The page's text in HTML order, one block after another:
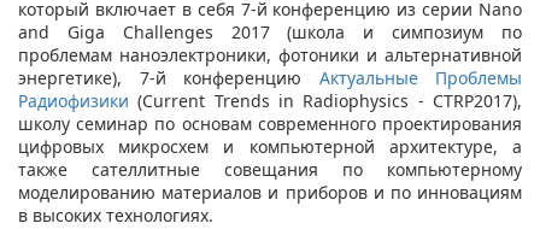
который включает в себя 7-й конференцию из серии Nano
and Giga Challenges 2017 (школа и симпозиум по
проблемам наноэлектроники, фотоники и альтернативной
энергетике), 7-й конференцию Актуальные Проблемы
Радиофизики (Current Trends in Radiophysics - CTRP2017),
школу семинар по основам современного проектирования
цифровых микросхем и компьютерной архитектуре, а
также сателлитные совещания по компьютерному
моделированию материалов и приборов и по инновациям
в высоких технологиях.